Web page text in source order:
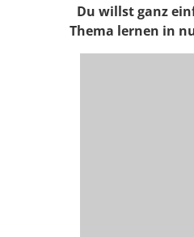
Du willst ganz
Thema lernen in